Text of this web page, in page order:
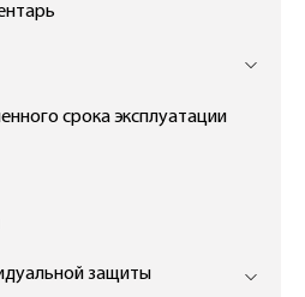
срока эксплуатации
защиты